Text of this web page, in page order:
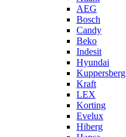
AEG
Bosch
Candy
Beko
Indesit
Hyundai
Kuppersberg
Kraft
LEX
Korting
Evelux
Hiberg